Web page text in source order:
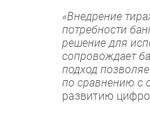
«Внедрение
потребности
решение для
сопровождает
подход
по сравнению с
развитию